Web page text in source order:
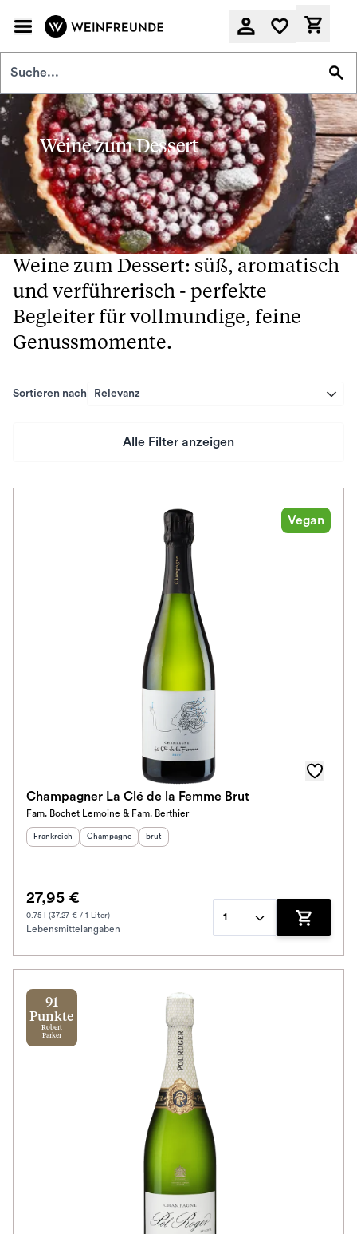
Weine zum Dessert
Weine zum Dessert: süß, aromatisch
und verführerisch - perfekte
Begleiter für vollmundige, feine
Genussmomente.
Sortieren nach Relevanz
Alle Filter anzeigen
Prickler Art
Schmeckt nach
Jahrgang
Im Rewe Handel erhältlich
Vegan
Champagner La Clé de la Femme Brut
Fam. Bochet Lemoine & Fam. Berthier
Herkunftsland
Frankreich Herkunftsregion :
Champagne Geschmack
brut
27,95 €
0.75 l (37.27 € / 1 Liter)
Lebensmittelangaben
1
Zum
91
Punkte
Robert
Parker